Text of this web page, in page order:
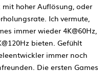
hoher Auflösung, oder
Ich vermute,
immer wieder 4K@60Hz,
bieten. Gefühlt
immer noch
Die ersten Games